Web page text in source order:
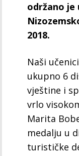
održano je
2018.
Naši
ukupno 6
vještine i
vrlo
Marita
medalju u
turističke